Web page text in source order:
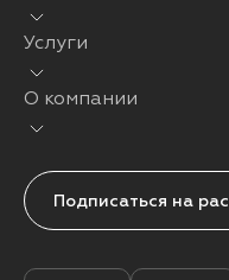
Услуги
О компании